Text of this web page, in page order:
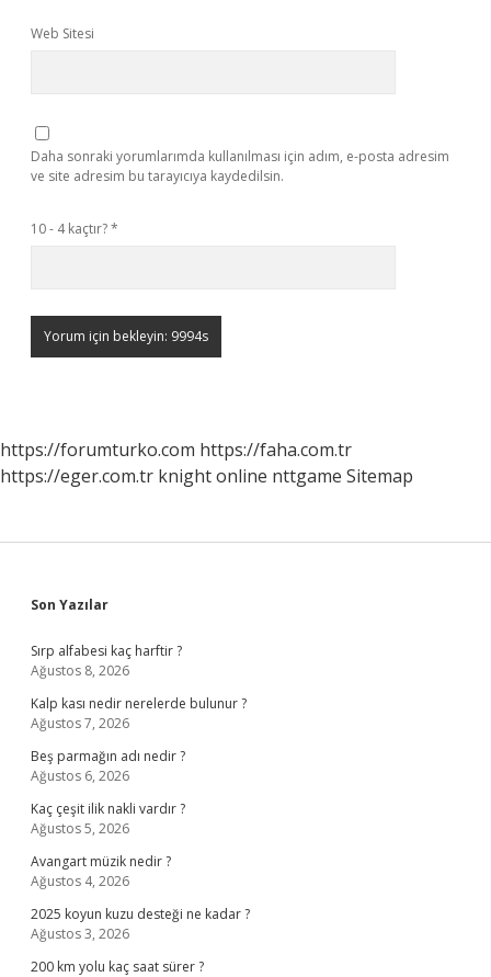
Web Sitesi
Daha sonraki yorumlarımda kullanılması için adım, e-posta adresim
ve site adresim bu tarayıcıya kaydedilsin.
10 - 4 kaçtır?*
https://forumturko.com https://faha.com.tr
https://eger.com.tr knight online nttgame Sitemap
Sidebar
Son Yazılar
Sırp alfabesi kaç harftir ?
Ağustos 8, 2026
Kalp kası nedir nerelerde bulunur ?
Ağustos 7, 2026
Beş parmağın adı nedir ?
Ağustos 6, 2026
Kaç çeşit ilik nakli vardır ?
Ağustos 5, 2026
Avangart müzik nedir ?
Ağustos 4, 2026
2025 koyun kuzu desteği ne kadar ?
Ağustos 3, 2026
200 km yolu kaç saat sürer ?